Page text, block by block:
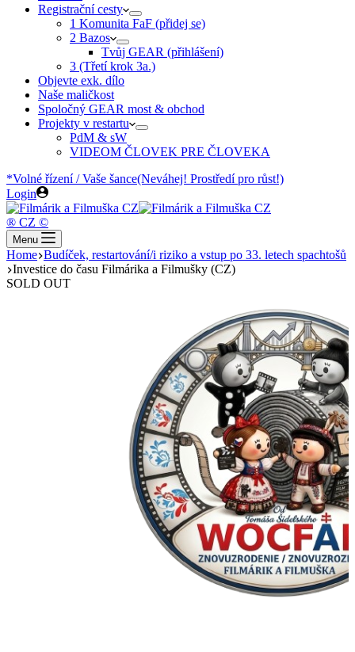
Registrační cesty
1 Komunita FaF (přidej se)
2 Bazos
Tvůj GEAR (přihlášení)
3 (Třetí krok 3a.)
Objevte exk. dílo
Naše maličkost
Spoločný GEAR most & obchod
Projekty v restartu
PdM & sW
VIDEOM ČLOVEK PRE ČLOVEKA
*Volné řízení / Vaše šance(Neváhej! Prostředí pro růst!)
Login
® CZ ©
Menu
Home Budíček, restartování/i riziko a vstup po 33. letech spachtošů
Investice do času Filmárika a Filmušky (CZ)
SOLD OUT